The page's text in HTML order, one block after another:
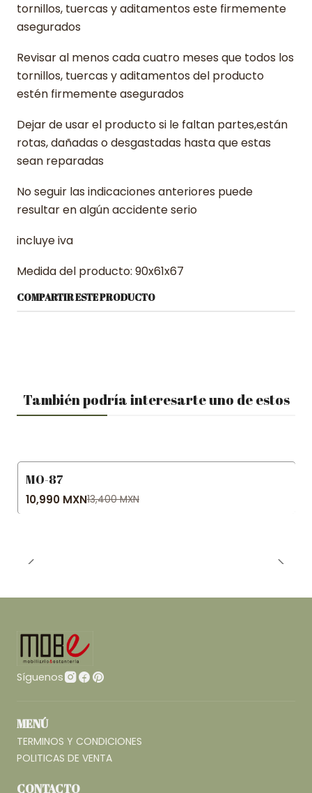
tornillos, tuercas y aditamentos este firmemente
asegurados
Revisar al menos cada cuatro meses que todos los
tornillos, tuercas y aditamentos del producto
estén firmemente asegurados
Dejar de usar el producto si le faltan partes,están
rotas, dañadas o desgastadas hasta que estas
sean reparadas
No seguir las indicaciones anteriores puede
resultar en algún accidente serio
incluye iva
Medida del producto: 90x61x67
COMPARTIR ESTE PRODUCTO
También podría interesarte uno de estos
-18% OFF
MO-87
10,990 MXN13,400 MXN
Síguenos
MENÚ
TERMINOS Y CONDICIONES
POLITICAS DE VENTA
CONTACTO